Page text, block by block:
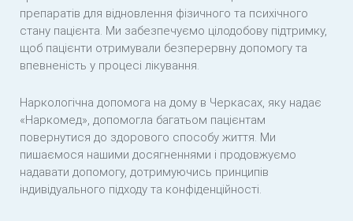
препаратів для відновлення фізичного та психічного
стану пацієнта. Ми забезпечуємо цілодобову підтримку,
щоб пацієнти отримували безперервну допомогу та
впевненість у процесі лікування.
Наркологічна допомога на дому в Черкасах, яку надає
«Наркомед», допомогла багатьом пацієнтам
повернутися до здорового способу життя. Ми
пишаємося нашими досягненнями і продовжуємо
надавати допомогу, дотримуючись принципів
індивідуального підходу та конфіденційності.